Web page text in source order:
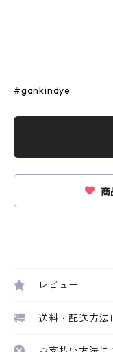
#gankindye
レビュー
送料・配送方法